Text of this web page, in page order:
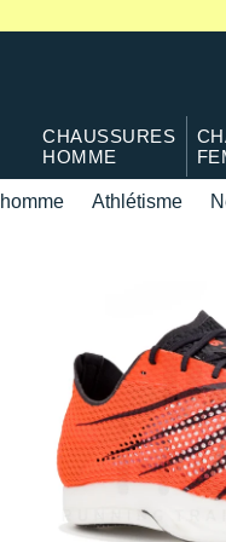
CHAUSSURES
HOMME
Athlétisme